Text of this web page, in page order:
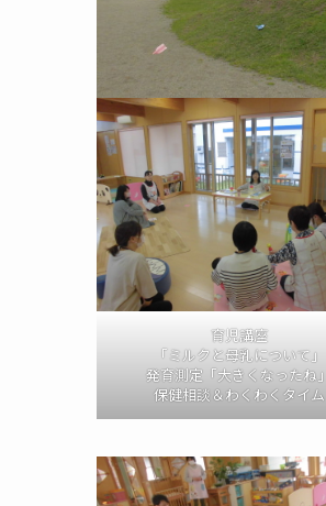
育児講座
「ミルクと母乳について」
発育測定「大きくなったね」
保健相談＆わくわくタイム